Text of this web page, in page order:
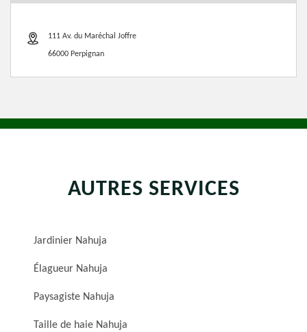
111 Av. du Maréchal Joffre
66000 Perpignan
AUTRES SERVICES
Jardinier Nahuja
Élagueur Nahuja
Paysagiste Nahuja
Taille de haie Nahuja